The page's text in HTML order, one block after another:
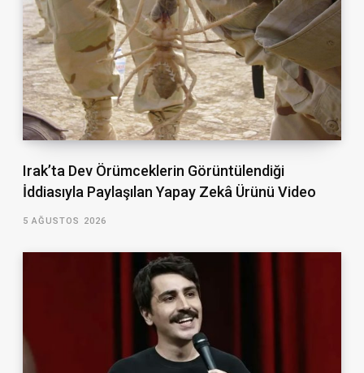
Irak’ta Dev Örümceklerin Görüntülendiği
İddiasıyla Paylaşılan Yapay Zekâ Ürünü Video
5 AĞUSTOS 2026